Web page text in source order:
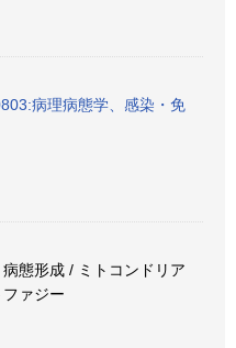
病理病態学、感染・免
態形成 / ミトコンドリア
ァジー